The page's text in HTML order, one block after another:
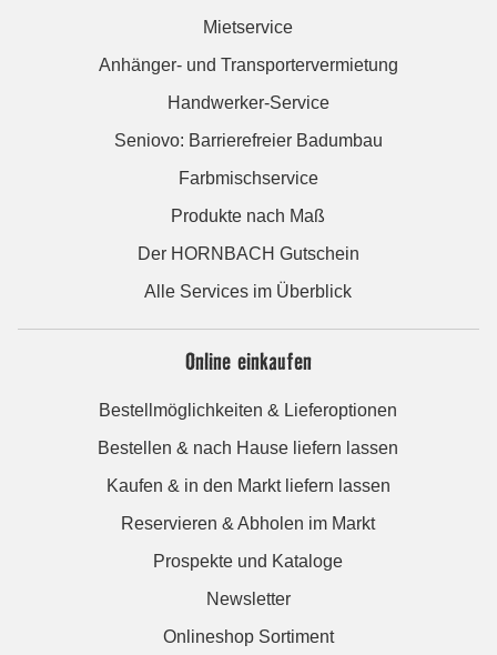
Mietservice
Anhänger- und Transportervermietung
Handwerker-Service
Seniovo: Barrierefreier Badumbau
Farbmischservice
Produkte nach Maß
Der HORNBACH Gutschein
Alle Services im Überblick
Online einkaufen
Bestellmöglichkeiten & Lieferoptionen
Bestellen & nach Hause liefern lassen
Kaufen & in den Markt liefern lassen
Reservieren & Abholen im Markt
Prospekte und Kataloge
Newsletter
Onlineshop Sortiment